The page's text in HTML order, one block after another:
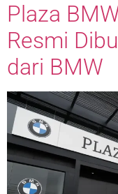
Plaza
Resmi
dari BMW